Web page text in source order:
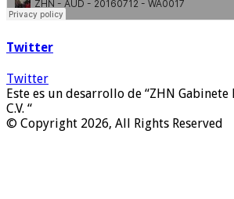
Twitter
Twitter
Este es un desarrollo de “ZHN Gabinete
C.V. “
© Copyright 2026, All Rights Reserved